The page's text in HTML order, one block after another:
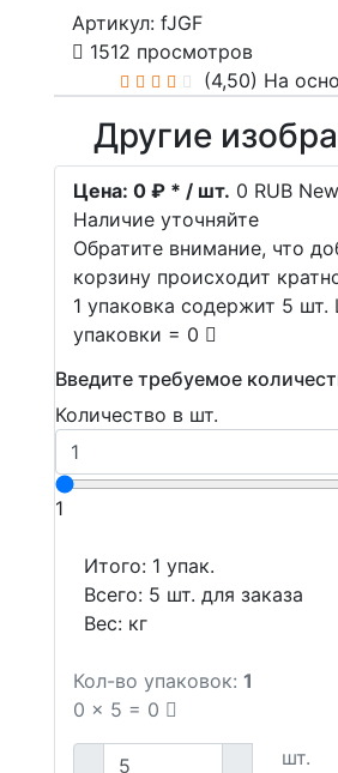
Артикул: fJGF
1512 просмотров
(4,50) На
Другие
Цена: 0 ₽ * / шт. 0 RUB New
Наличие уточняйте
Обратите внимание, что
корзину происходит
1 упаковка содержит 5 шт.
упаковки = 0
Введите требуемое
Количество в шт.
1
Итого: 1 упак.
Всего: 5 шт. для заказа
Вес: кг
Кол-во упаковок: 1
0 x 5 = 0
шт.